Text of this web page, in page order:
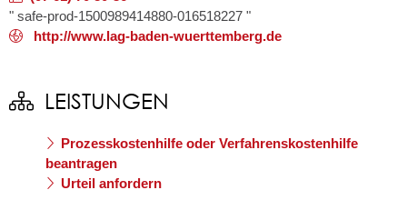
" safe-prod-1500989414880-016518227 "
http://www.lag-baden-wuerttemberg.de
LEISTUNGEN
Prozesskostenhilfe oder Verfahrenskostenhilfe
beantragen
Urteil anfordern